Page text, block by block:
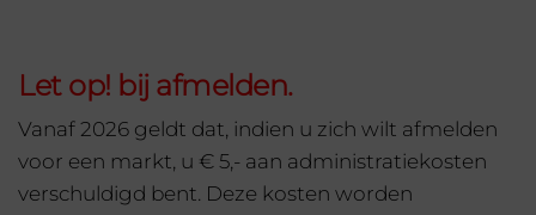
Let op! bij afmelden.
Vanaf 2026 geldt dat, indien u zich wilt afmelden
voor een markt, u € 5,- aan administratiekosten
verschuldigd bent. Deze kosten worden